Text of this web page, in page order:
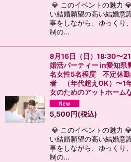
💎 このイベントの魅力
い結婚願望の高い結婚意
事をしながら、ゆっくり
制の…
8月16日（日）18:30〜
婚活パーティー in愛知
名女性5名程度 不定休勤
者 （年代超えOK）〜1
女のためのアットホーム
5,500円(税込)
💎 このイベントの魅力
い結婚願望の高い結婚意
事をしながら、ゆっくり
制の…